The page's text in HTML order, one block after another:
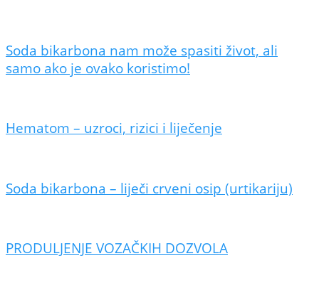
Soda bikarbona nam može spasiti život, ali
samo ako je ovako koristimo!
Hematom – uzroci, rizici i liječenje
Soda bikarbona – liječi crveni osip (urtikariju)
PRODULJENJE VOZAČKIH DOZVOLA